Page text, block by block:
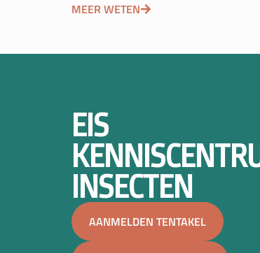
MEER WETEN
EIS
INSECTEN
AANMELDEN TENTAKEL